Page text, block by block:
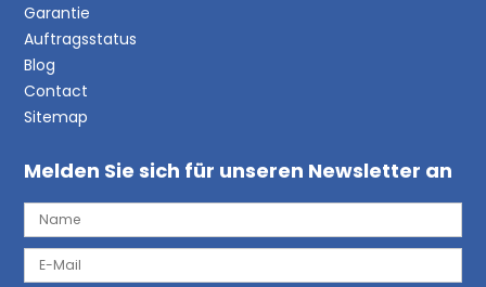
Garantie
Auftragsstatus
Blog
Contact
Sitemap
Melden Sie sich für unseren Newsletter an